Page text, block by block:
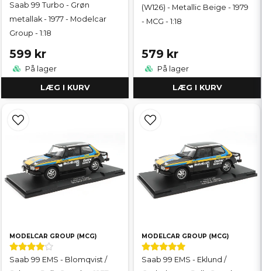
Saab 99 Turbo - Grøn
metallak - 1977 - Modelcar
Group - 1:18
599 kr
På lager
LÆG I KURV
(W126) - Metallic Beige - 1979
- MCG - 1:18
579 kr
På lager
LÆG I KURV
MODELCAR GROUP (MCG)
Saab 99 EMS - Blomqvist /
MODELCAR GROUP (MCG)
Saab 99 EMS - Eklund /